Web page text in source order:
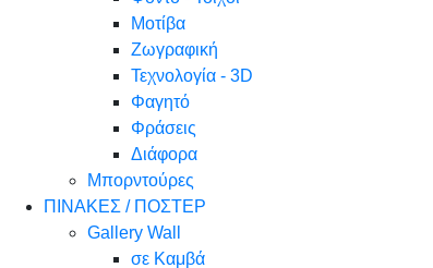
Μοτίβα
Ζωγραφική
Τεχνολογία - 3D
Φαγητό
Φράσεις
Διάφορα
Μπορντούρες
ΠΙΝΑΚΕΣ / ΠΟΣΤΕΡ
Gallery Wall
σε Καμβά